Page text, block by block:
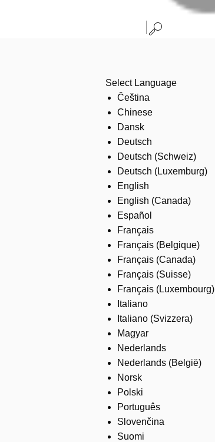
Select Language
Čeština
Chinese
Dansk
Deutsch
Deutsch (Schweiz)
Deutsch (Luxemburg)
English
English (Canada)
Español
Français
Français (Belgique)
Français (Canada)
Français (Suisse)
Français (Luxembourg)
Italiano
Italiano (Svizzera)
Magyar
Nederlands
Nederlands (België)
Norsk
Polski
Português
Slovenčina
Suomi